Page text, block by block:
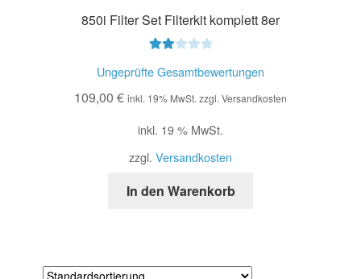
850i Filter Set Filterkit komplett 8er
rtet
mit
von
Ungeprüfte Gesamtbewertungen
109,00 € inkl. 19% MwSt. zzgl. Versandkosten
inkl. 19 % MwSt.
zzgl. Versandkosten
In den Warenkorb